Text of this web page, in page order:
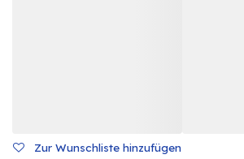
Zur Wunschliste hinzufügen